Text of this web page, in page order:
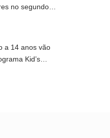
no segundo
a 14 anos vão
Kid’s